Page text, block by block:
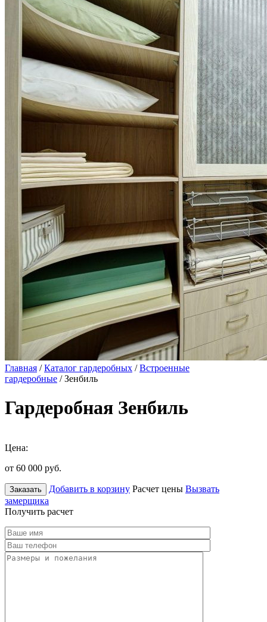
Главная /Каталог гардеробных /Встроенные
гардеробные / Зенбиль
Гардеробная Зенбиль
Цена:
от 60 000 руб.
Заказать Добавить в корзину Расчет цены Вызвать
замерщика
Получить расчет